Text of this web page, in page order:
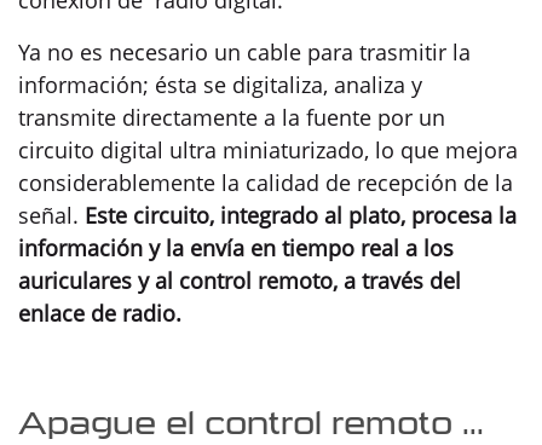
Ya no es necesario un cable para trasmitir la
información; ésta se digitaliza, analiza y
transmite directamente a la fuente por un
circuito digital ultra miniaturizado, lo que mejora
considerablemente la calidad de recepción de la
señal. Este circuito, integrado al plato, procesa la
información y la envía en tiempo real a los
auriculares y al control remoto, a través del
enlace de radio.
Apague el control remoto ...